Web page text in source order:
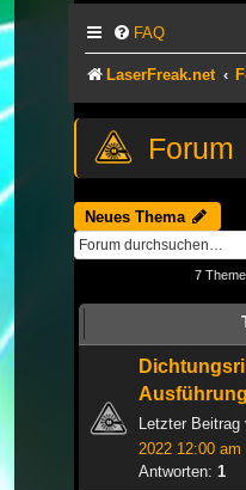
FAQ
LaserFreak.net
Neues Thema
7
Letzter Beitrag
2022 12:00 am
Antworten: 1